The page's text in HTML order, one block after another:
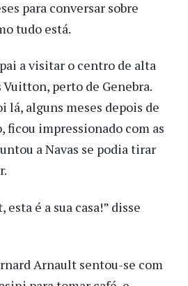
para conversar sobre
tudo está.
a visitar o centro de alta
perto de Genebra.
lá, alguns meses depois de
ficou impressionado com as
a Navas se podia tirar
é a sua casa!” disse
Arnault sentou-se com